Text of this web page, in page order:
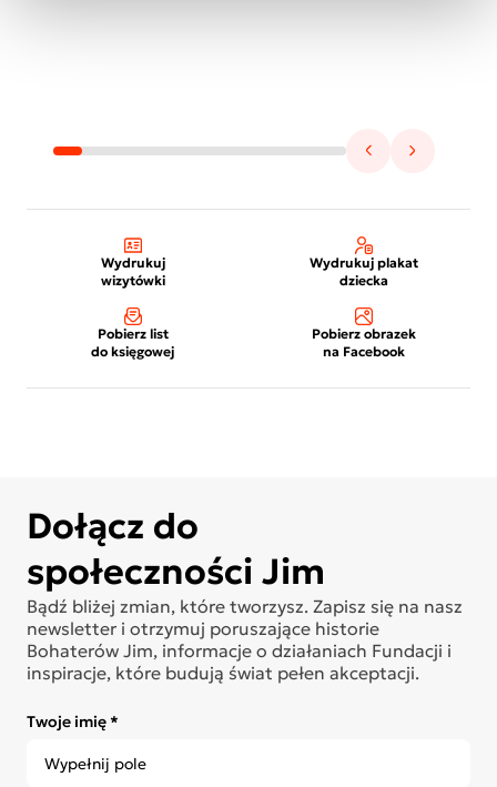
Wydrukuj
wizytówki
Wydrukuj plakat
dziecka
Pobierz list
do księgowej
Pobierz obrazek
na Facebook
Dołącz do
społeczności Jim
Bądź bliżej zmian, które tworzysz. Zapisz się na nasz
newsletter i otrzymuj poruszające historie
Bohaterów Jim, informacje o działaniach Fundacji i
inspiracje, które budują świat pełen akceptacji.
Twoje imię *